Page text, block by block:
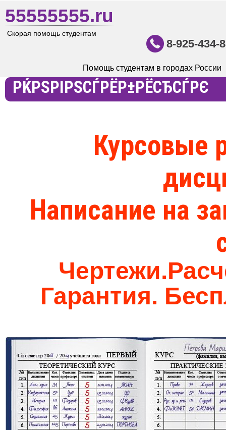
55555555.ru
Скорая помощь студентам
Помощь студентам в городах России
8-925-434-
РЌРЅРІРЅСЃРЁР±РЁСЂСЃРЄ
Курсовые
Написание на
Гарантия.